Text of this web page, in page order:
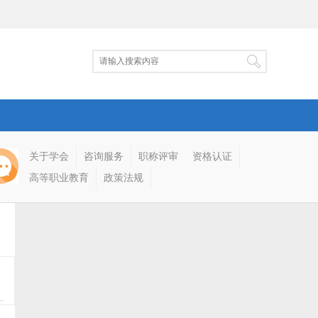
关于学会 咨询服务 职称评审
资格认证
高等职业教育
政策法规